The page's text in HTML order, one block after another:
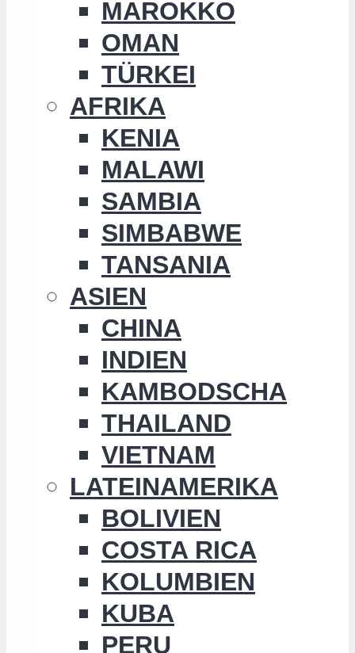
MAROKKO
OMAN
TÜRKEI
AFRIKA
KENIA
MALAWI
SAMBIA
SIMBABWE
TANSANIA
ASIEN
CHINA
INDIEN
KAMBODSCHA
THAILAND
VIETNAM
LATEINAMERIKA
BOLIVIEN
COSTA RICA
KOLUMBIEN
KUBA
PERU